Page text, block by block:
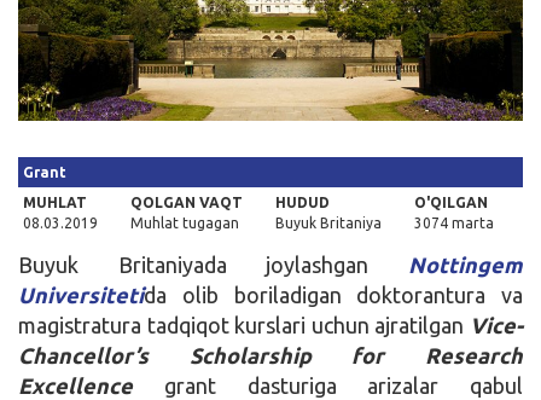
Kirish
Grant
MUHLAT
08.03.2019
QOLGAN VAQT
Muhlat tugagan
HUDUD
Buyuk Britaniya
O'QILGAN
3074 marta
Buyuk Britaniyada joylashgan Nottingem
Universitetida olib boriladigan doktorantura va
magistratura tadqiqot kurslari uchun ajratilgan Vice-
Chancellor’s Scholarship for Research
Excellencegrant dasturiga arizalar qabul